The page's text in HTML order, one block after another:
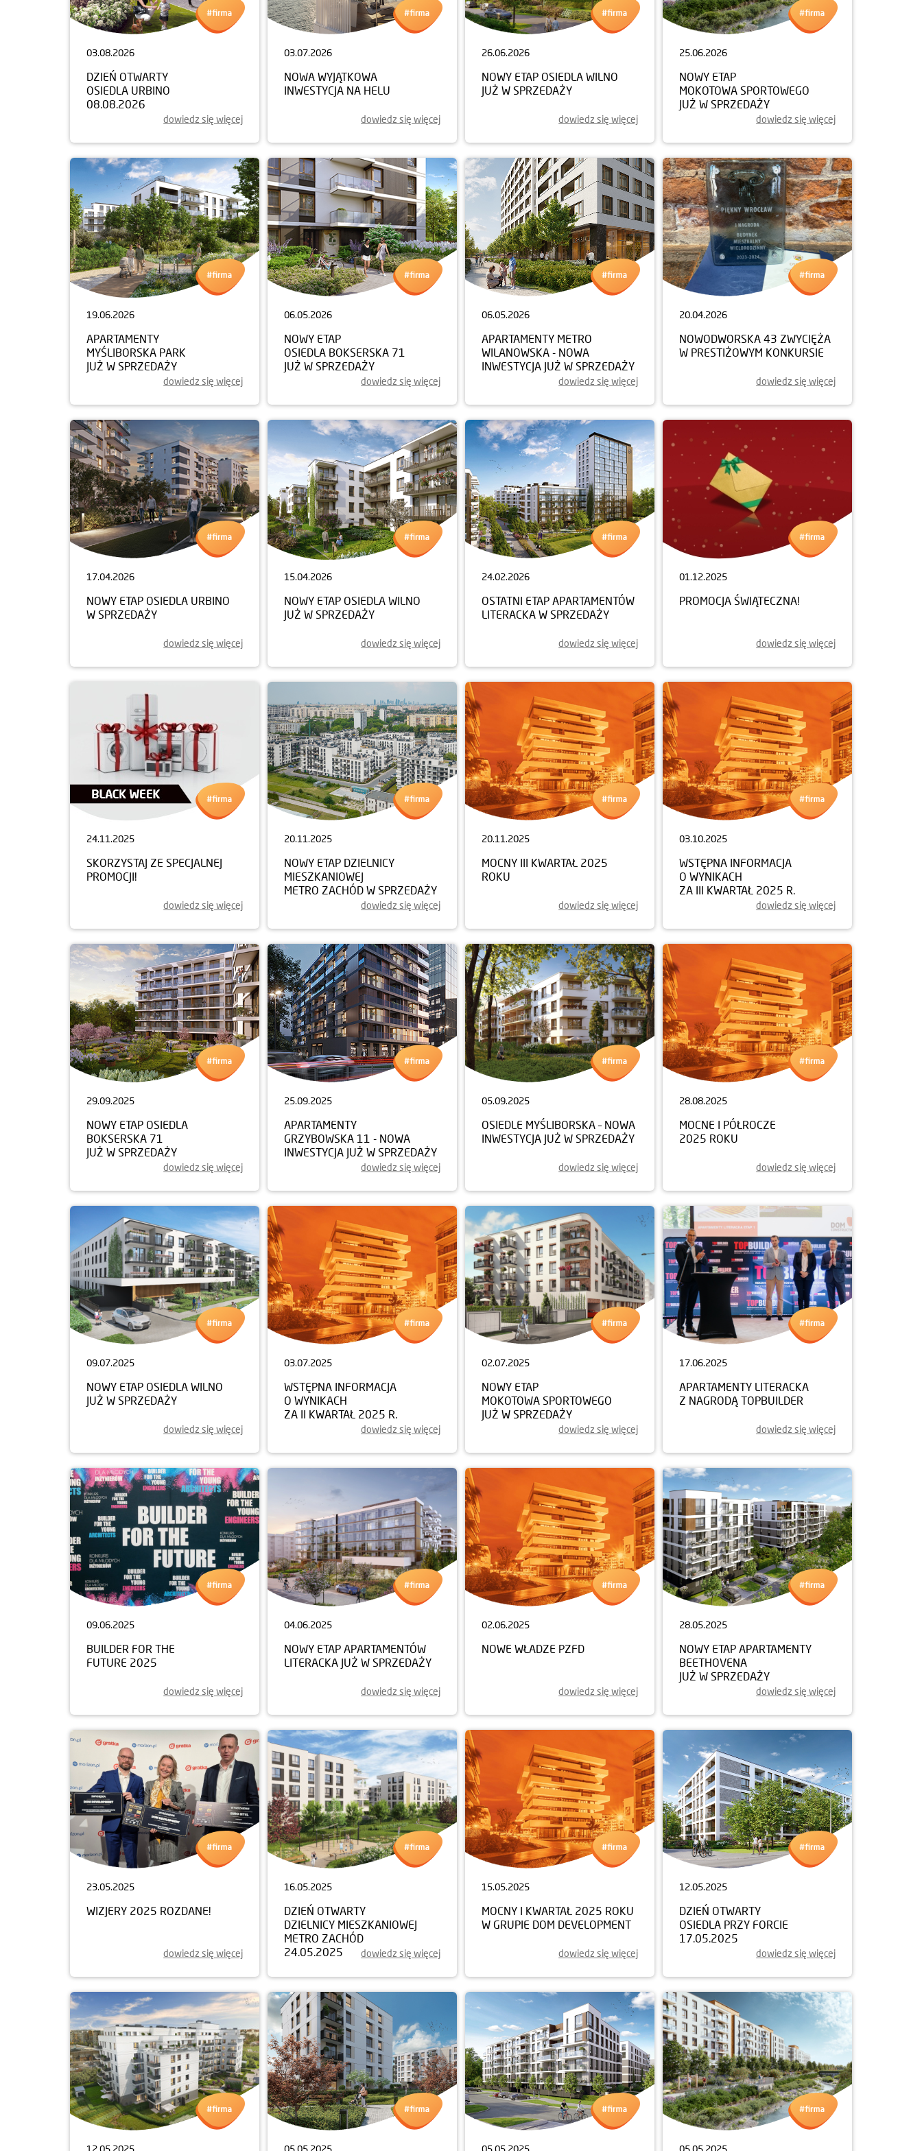
03.08.2026
DZIEŃ OTWARTY
OSIEDLA URBINO
08.08.2026
dowiedz się więcej
03.07.2026
NOWA WYJĄTKOWA
INWESTYCJA NA HELU
dowiedz się więcej
26.06.2026
NOWY ETAP OSIEDLA WILNO
JUŻ W SPRZEDAŻY
dowiedz się więcej
25.06.2026
NOWY ETAP
MOKOTOWA SPORTOWEGO
JUŻ W SPRZEDAŻY
dowiedz się więcej
19.06.2026
APARTAMENTY
MYŚLIBORSKA PARK
JUŻ W SPRZEDAŻY
dowiedz się więcej
06.05.2026
NOWY ETAP
OSIEDLA BOKSERSKA 71
JUŻ W SPRZEDAŻY
dowiedz się więcej
06.05.2026
APARTAMENTY METRO
WILANOWSKA - NOWA
INWESTYCJA JUŻ W SPRZEDAŻY
dowiedz się więcej
20.04.2026
NOWODWORSKA 43 ZWYCIĘŻA
W PRESTIŻOWYM KONKURSIE
dowiedz się więcej
17.04.2026
NOWY ETAP OSIEDLA URBINO
W SPRZEDAŻY
dowiedz się więcej
15.04.2026
NOWY ETAP OSIEDLA WILNO
JUŻ W SPRZEDAŻY
dowiedz się więcej
24.02.2026
OSTATNI ETAP APARTAMENTÓW
LITERACKA W SPRZEDAŻY
dowiedz się więcej
01.12.2025
PROMOCJA ŚWIĄTECZNA!
dowiedz się więcej
24.11.2025
SKORZYSTAJ ZE SPECJALNEJ
PROMOCJI!
dowiedz się więcej
20.11.2025
NOWY ETAP DZIELNICY
MIESZKANIOWEJ
METRO ZACHÓD W SPRZEDAŻY
dowiedz się więcej
20.11.2025
MOCNY III KWARTAŁ 2025
ROKU
dowiedz się więcej
03.10.2025
WSTĘPNA INFORMACJA
O WYNIKACH
ZA III KWARTAŁ 2025 R.
dowiedz się więcej
29.09.2025
NOWY ETAP OSIEDLA
BOKSERSKA 71
JUŻ W SPRZEDAŻY
dowiedz się więcej
25.09.2025
APARTAMENTY
GRZYBOWSKA 11 - NOWA
INWESTYCJA JUŻ W SPRZEDAŻY
dowiedz się więcej
05.09.2025
OSIEDLE MYŚLIBORSKA – NOWA
INWESTYCJA JUŻ W SPRZEDAŻY
dowiedz się więcej
28.08.2025
MOCNE I PÓŁROCZE
2025 ROKU
dowiedz się więcej
09.07.2025
NOWY ETAP OSIEDLA WILNO
JUŻ W SPRZEDAŻY
dowiedz się więcej
03.07.2025
WSTĘPNA INFORMACJA
O WYNIKACH
ZA II KWARTAŁ 2025 R.
dowiedz się więcej
02.07.2025
NOWY ETAP
MOKOTOWA SPORTOWEGO
JUŻ W SPRZEDAŻY
dowiedz się więcej
17.06.2025
APARTAMENTY LITERACKA
Z NAGRODĄ TOPBUILDER
dowiedz się więcej
09.06.2025
BUILDER FOR THE
FUTURE 2025
dowiedz się więcej
04.06.2025
NOWY ETAP APARTAMENTÓW
LITERACKA JUŻ W SPRZEDAŻY
dowiedz się więcej
02.06.2025
NOWE WŁADZE PZFD
dowiedz się więcej
28.05.2025
NOWY ETAP APARTAMENTY
BEETHOVENA
JUŻ W SPRZEDAŻY
dowiedz się więcej
23.05.2025
WIZJERY 2025 ROZDANE!
dowiedz się więcej
16.05.2025
DZIEŃ OTWARTY
DZIELNICY MIESZKANIOWEJ
METRO ZACHÓD
24.05.2025
dowiedz się więcej
15.05.2025
MOCNY I KWARTAŁ 2025 ROKU
W GRUPIE DOM DEVELOPMENT
dowiedz się więcej
12.05.2025
DZIEŃ OTWARTY
OSIEDLA PRZY FORCIE
17.05.2025
dowiedz się więcej
12.05.2025 05.05.2025 05.05.2025 05.05.2025